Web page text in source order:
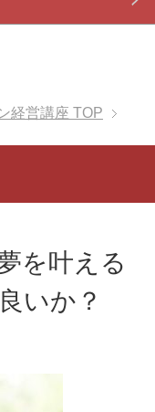
サロン経営
経営講座 TOP
を叶える
いか？